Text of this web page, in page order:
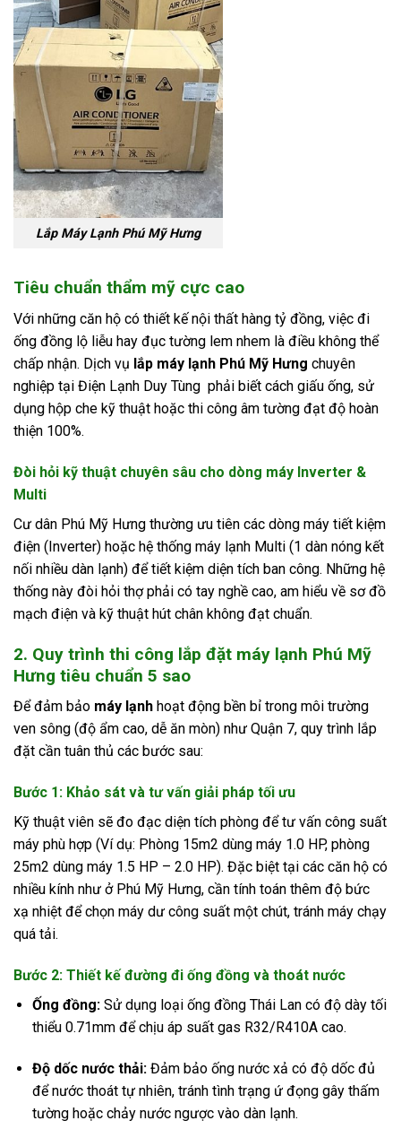
Lắp Máy Lạnh Phú Mỹ Hưng
Tiêu chuẩn thẩm mỹ cực cao
Với những căn hộ có thiết kế nội thất hàng tỷ đồng, việc đi
ống đồng lộ liễu hay đục tường lem nhem là điều không thể
chấp nhận. Dịch vụ lắp máy lạnh Phú Mỹ Hưng chuyên
nghiệp tại Điện Lạnh Duy Tùng phải biết cách giấu ống, sử
dụng hộp che kỹ thuật hoặc thi công âm tường đạt độ hoàn
thiện 100%.
Đòi hỏi kỹ thuật chuyên sâu cho dòng máy Inverter &
Multi
Cư dân Phú Mỹ Hưng thường ưu tiên các dòng máy tiết kiệm
điện (Inverter) hoặc hệ thống máy lạnh Multi (1 dàn nóng kết
nối nhiều dàn lạnh) để tiết kiệm diện tích ban công. Những hệ
thống này đòi hỏi thợ phải có tay nghề cao, am hiểu về sơ đồ
mạch điện và kỹ thuật hút chân không đạt chuẩn.
2. Quy trình thi công lắp đặt máy lạnh Phú Mỹ
Hưng tiêu chuẩn 5 sao
Để đảm bảo máy lạnh hoạt động bền bỉ trong môi trường
ven sông (độ ẩm cao, dễ ăn mòn) như Quận 7, quy trình lắp
đặt cần tuân thủ các bước sau:
Bước 1: Khảo sát và tư vấn giải pháp tối ưu
Kỹ thuật viên sẽ đo đạc diện tích phòng để tư vấn công suất
máy phù hợp (Ví dụ: Phòng 15m2 dùng máy 1.0 HP, phòng
25m2 dùng máy 1.5 HP – 2.0 HP). Đặc biệt tại các căn hộ có
nhiều kính như ở Phú Mỹ Hưng, cần tính toán thêm độ bức
xạ nhiệt để chọn máy dư công suất một chút, tránh máy chạy
quá tải.
Bước 2: Thiết kế đường đi ống đồng và thoát nước
Ống đồng:Sử dụng loại ống đồng Thái Lan có độ dày tối
thiểu 0.71mm để chịu áp suất gas R32/R410A cao.
Độ dốc nước thải:Đảm bảo ống nước xả có độ dốc đủ
để nước thoát tự nhiên, tránh tình trạng ứ đọng gây thấm
tường hoặc chảy nước ngược vào dàn lạnh.